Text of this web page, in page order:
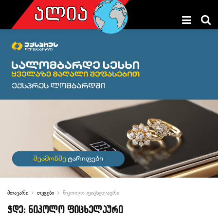
მთავარი თეგები ნიკოლო ფიცხელაური
ჭდე: ნიკოლო ფიცხელაური